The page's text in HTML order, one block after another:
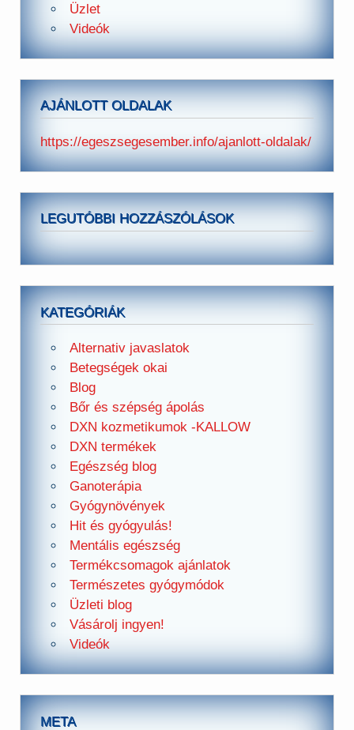
Üzlet
Videók
AJÁNLOTT OLDALAK
https://egeszsegesember.info/ajanlott-oldalak/
LEGUTÓBBI HOZZÁSZÓLÁSOK
KATEGÓRIÁK
Alternativ javaslatok
Betegségek okai
Blog
Bőr és szépség ápolás
DXN kozmetikumok -KALLOW
DXN termékek
Egészség blog
Ganoterápia
Gyógynövények
Hit és gyógyulás!
Mentális egészség
Termékcsomagok ajánlatok
Természetes gyógymódok
Üzleti blog
Vásárolj ingyen!
Videók
META